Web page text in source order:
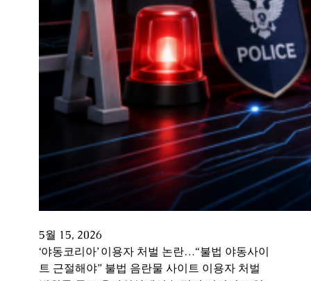
5월 15, 2026
‘야동코리아’ 이용자 처벌 논란…“불법 야동사이
트 근절해야” 불법 음란물 사이트 이용자 처벌